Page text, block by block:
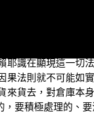
，怎麼好像有點
相的、離開心的
以我們的妄心、
識在顯現這一切
法則就不可能如
貨去，對倉庫本
要積極處理的、